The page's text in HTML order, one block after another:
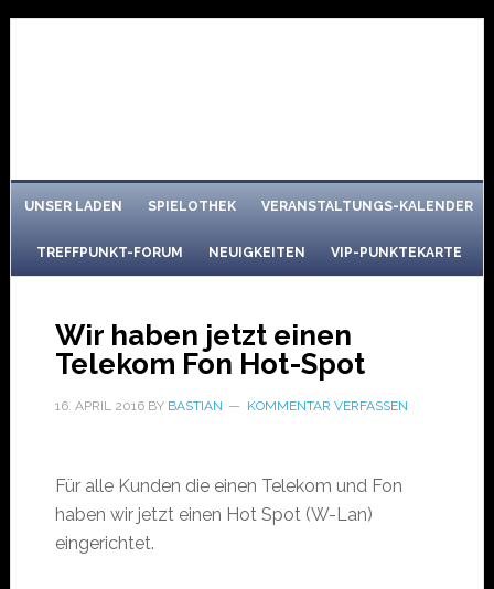
UNSER LADEN SPIELOTHEK VERANSTALTUNGS-KALENDER
TREFFPUNKT-FORUM NEUIGKEITEN VIP-PUNKTEKARTE
Wir haben jetzt einen
Telekom Fon Hot-Spot
16. APRIL 2016BY BASTIAN KOMMENTAR VERFASSEN
Für alle Kunden die einen Telekom und Fon
haben wir jetzt einen Hot Spot (W-Lan)
eingerichtet.